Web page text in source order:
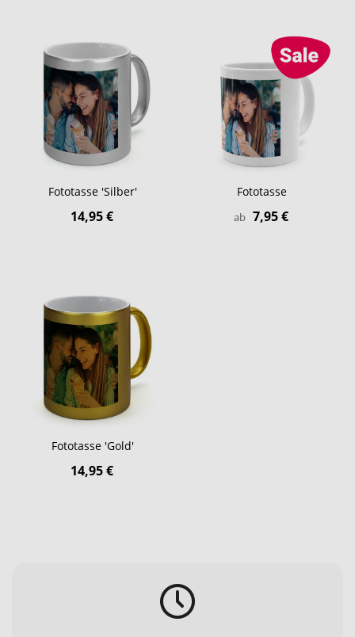
Fototasse 'Silber'
14,95 €
Fototasse
ab 7,95 €
Fototasse 'Gold'
14,95 €